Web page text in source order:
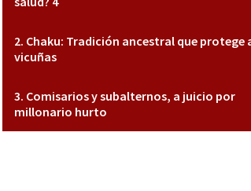
Chaku: Tradición ancestral que protege
vicuñas
Comisarios y subalternos, a juicio por
millonario hurto